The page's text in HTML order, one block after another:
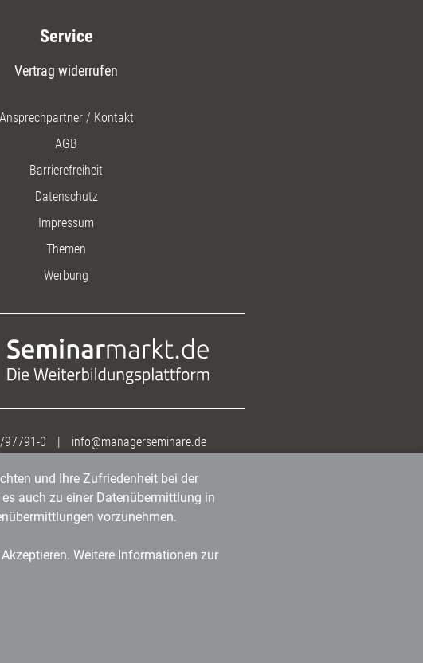
Service
Vertrag widerrufen
Ansprechpartner / Kontakt
AGB
Barrierefreiheit
Datenschutz
Impressum
Themen
Werbung
97791-0 | info@managerseminare.de
und Ihre Zufriedenheit bei der
auch zu einer Datenübermittlung in
vorzunehmen.
Weitere Informationen zur